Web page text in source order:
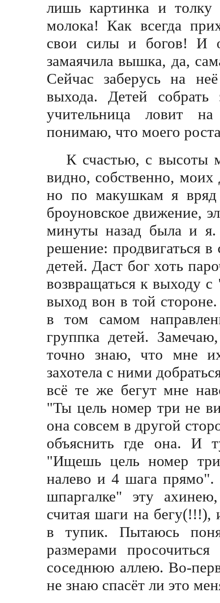
лишь картинка и толку
молока! Как всегда
свои силы и богов! И
замаячила вышка, да,
Сейчас заберусь на
выхода. Детей
учительница ловит
понимаю, что моего
К счастью, с высоты
видно, собственно,
но по макушкам я вряд
броуновское движение,
минуты назад была и
решение: продвигаться
детей. Даст бог хоть
возвращаться к выходу
выход вон в той
в том самом
группка детей.
точно знаю, что мне
захотела с ними
всё те же бегут мне
"Ты цель номер три не
она совсем в другой
объяснить где она. И
"Ищешь цель номер
налево и 4 шага
шпаргалке" эту
считая шаги на бегу(!!!),
в тупик. Пытаюсь
размерами
соседнюю аллею. Во-
не знаю спасёт ли это